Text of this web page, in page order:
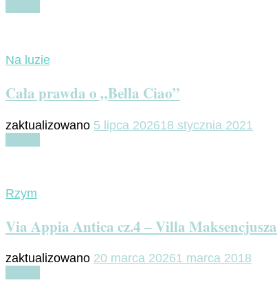
Na luzie
Cała prawda o „Bella Ciao”
zaktualizowano 5 lipca 202618 stycznia 2021
Rzym
Via Appia Antica cz.4 – Villa Maksencjusza
zaktualizowano 20 marca 20261 marca 2018